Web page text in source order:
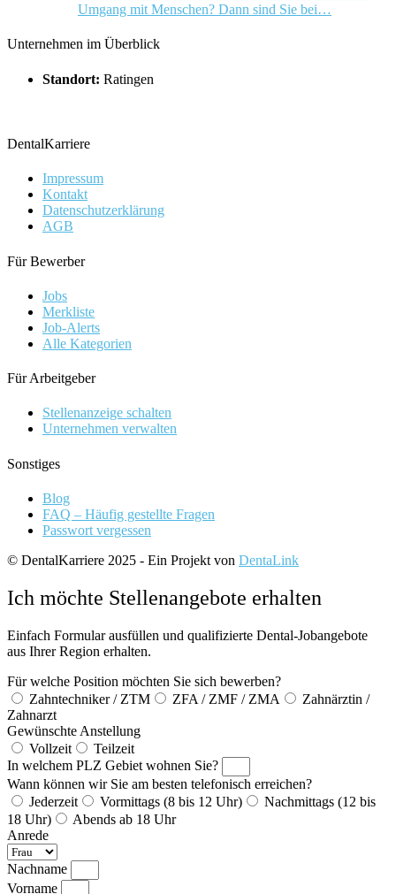
Umgang mit Menschen? Dann sind Sie bei…
Unternehmen im Überblick
Standort: Ratingen
DentalKarriere
Impressum
Kontakt
Datenschutzerklärung
AGB
Für Bewerber
Jobs
Merkliste
Job-Alerts
Alle Kategorien
Für Arbeitgeber
Stellenanzeige schalten
Unternehmen verwalten
Sonstiges
Blog
FAQ – Häufig gestellte Fragen
Passwort vergessen
© DentalKarriere 2025 - Ein Projekt von DentaLink
Ich möchte Stellenangebote erhalten
Einfach Formular ausfüllen und qualifizierte Dental-Jobangebote
aus Ihrer Region erhalten.
Für welche Position möchten Sie sich bewerben?
Zahntechniker / ZTM
ZFA / ZMF / ZMA
Zahnärztin /
Zahnarzt
Gewünschte Anstellung
Vollzeit
Teilzeit
In welchem PLZ Gebiet wohnen Sie?
Wann können wir Sie am besten telefonisch erreichen?
Jederzeit
Vormittags (8 bis 12 Uhr)
Nachmittags (12 bis
18 Uhr)
Abends ab 18 Uhr
Anrede
Nachname
Vorname